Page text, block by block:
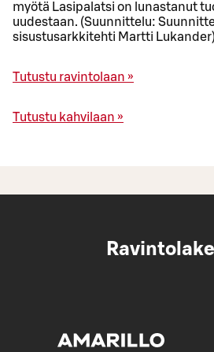
myötä Lasipalatsi on lunastanut
uudestaan. (Suunnittelu:
sisustusarkkitehti Martti Lukander)
Tutustu ravintolaan »
Tutustu kahvilaan »